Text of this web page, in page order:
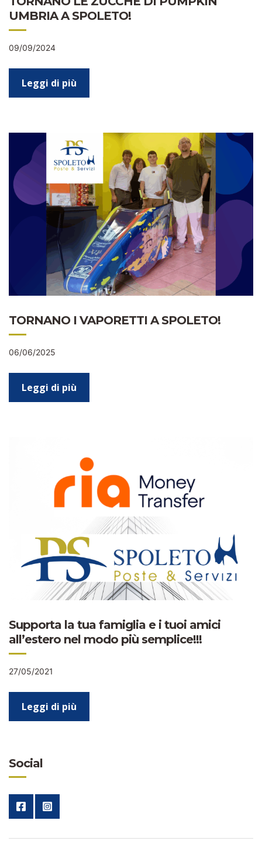
UMBRIA A SPOLETO!
09/09/2024
Leggi di più
TORNANO I VAPORETTI A SPOLETO!
06/06/2025
Leggi di più
Supporta la tua famiglia e i tuoi amici
all’estero nel modo più semplice!!!
27/05/2021
Leggi di più
Social